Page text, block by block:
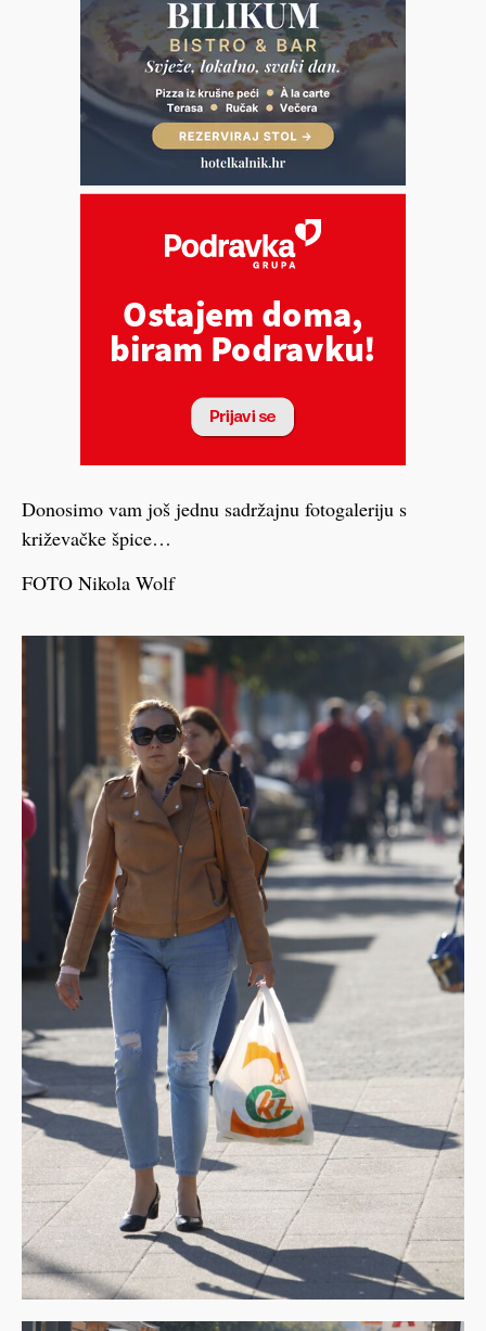
Donosimo vam još jednu sadržajnu fotogaleriju s
križevačke špice…
FOTO Nikola Wolf